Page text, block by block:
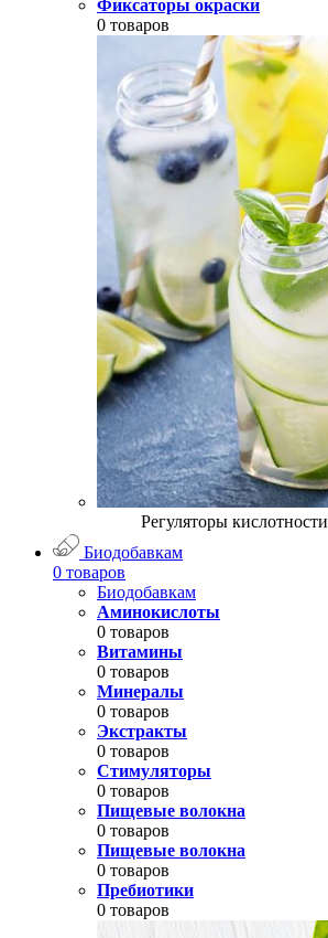
Фиксаторы окраски
0 товаров
Регуляторы кислотности
Биодобавкам
0 товаров
Биодобавкам
Аминокислоты
0 товаров
Витамины
0 товаров
Минералы
0 товаров
Экстракты
0 товаров
Стимуляторы
0 товаров
Пищевые волокна
0 товаров
Пищевые волокна
0 товаров
Пребиотики
0 товаров